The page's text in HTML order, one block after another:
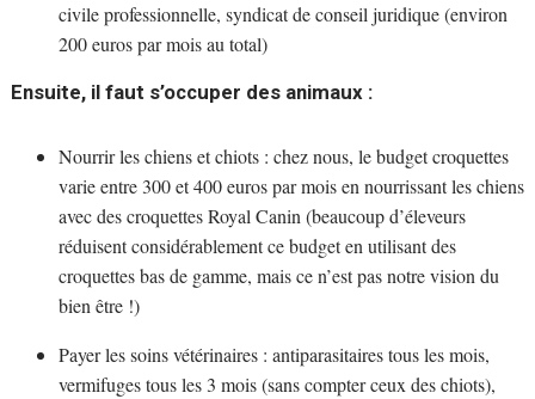
civile professionnelle, syndicat de conseil juridique (environ
200 euros par mois au total)
Ensuite, il faut s’occuper des animaux :
Nourrir les chiens et chiots : chez nous, le budget croquettes
varie entre 300 et 400 euros par mois en nourrissant les chiens
avec des croquettes Royal Canin (beaucoup d’éleveurs
réduisent considérablement ce budget en utilisant des
croquettes bas de gamme, mais ce n’est pas notre vision du
bien être !)
Payer les soins vétérinaires : antiparasitaires tous les mois,
vermifuges tous les 3 mois (sans compter ceux des chiots),